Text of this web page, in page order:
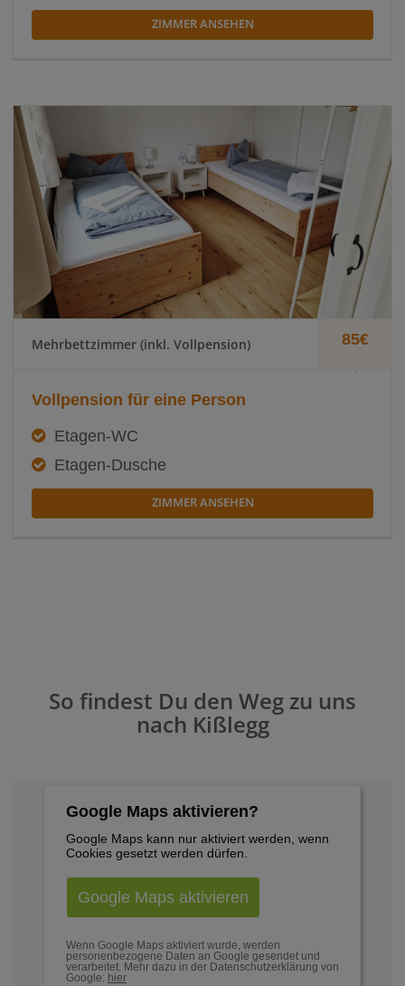
ZIMMER ANSEHEN
Mehrbettzimmer (inkl. Vollpension) 85€
Vollpension für eine Person
Etagen-WC
Etagen-Dusche
ZIMMER ANSEHEN
So findest Du den Weg zu uns
nach Kißlegg
Google Maps aktivieren?
Google Maps kann nur aktiviert werden, wenn
Cookies gesetzt werden dürfen.
Google Maps aktivieren
Wenn Google Maps aktiviert wurde, werden
personenbezogene Daten an Google gesendet und
verarbeitet. Mehr dazu in der Datenschutzerklärung von
Google: hier